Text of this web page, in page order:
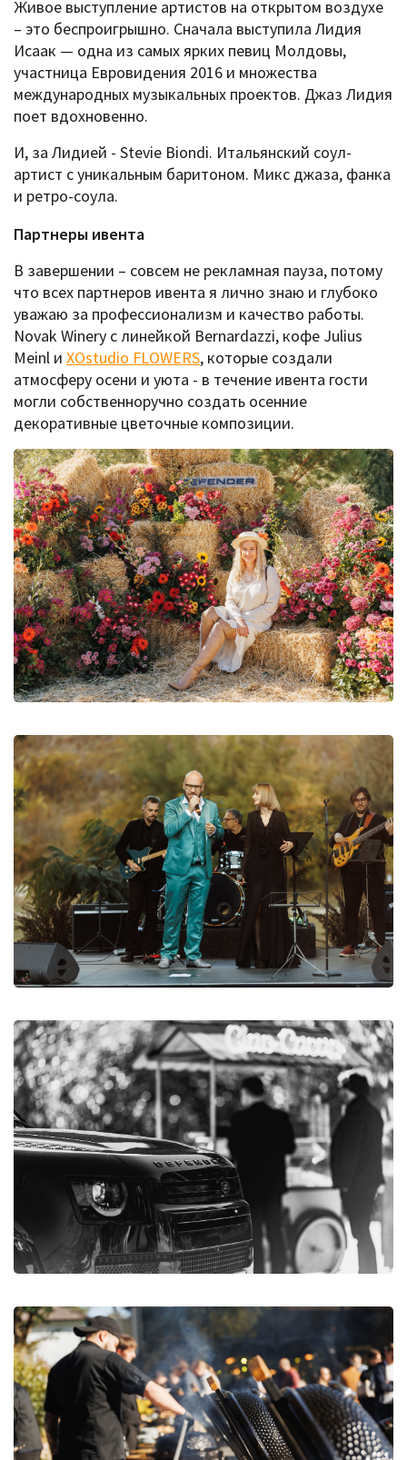
Живое выступление артистов на открытом воздухе
– это беспроигрышно. Сначала выступила Лидия
Исаак — одна из самых ярких певиц Молдовы,
участница Евровидения 2016 и множества
международных музыкальных проектов. Джаз Лидия
поет вдохновенно.
И, за Лидией - Stevie Biondi. Итальянский соул-
артист с уникальным баритоном. Микс джаза, фанка
и ретро-соула.
Партнеры ивента
В завершении – совсем не рекламная пауза, потому
что всех партнеров ивента я лично знаю и глубоко
уважаю за профессионализм и качество работы.
Novak Winery с линейкой Bernardazzi, кофе Julius
Meinl и XOstudio FLOWERS, которые создали
атмосферу осени и уюта - в течение ивента гости
могли собственноручно создать осенние
декоративные цветочные композиции.